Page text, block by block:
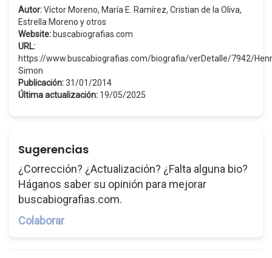
Autor:Víctor Moreno, María E. Ramírez, Cristian de la Oliva,
Estrella Moreno y otros
Website: buscabiografias.com
URL:
https://www.buscabiografias.com/biografia/verDetalle/7942/
Simon
Publicación:31/01/2014
Última actualización: 19/05/2025
Sugerencias
¿Corrección? ¿Actualización? ¿Falta alguna bio?
Háganos saber su opinión para mejorar
buscabiografias.com.
Colaborar